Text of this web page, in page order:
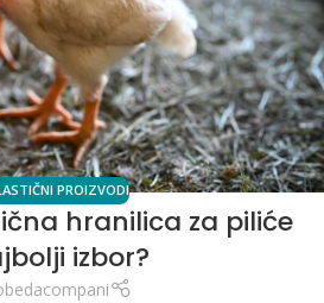
PROIZVODI
hranilica za piliće
izbor?